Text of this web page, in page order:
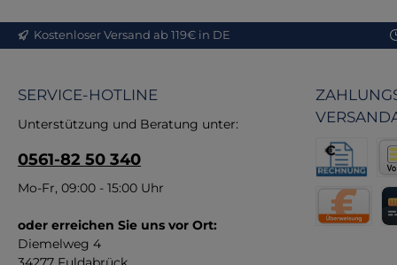
Kostenloser Versand ab 119€ in DE
SERVICE-HOTLINE
Unterstützung und Beratung unter:
0561-82 50 340
Mo-Fr, 09:00 - 15:00 Uhr
oder erreichen Sie uns vor Ort:
Diemelweg 4
Rechnung